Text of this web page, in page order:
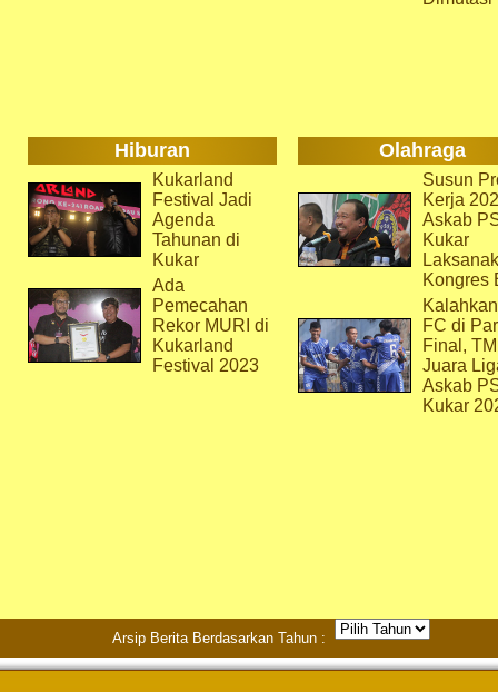
Hiburan Olahraga
Kukarland
Festival Jadi
Agenda
Tahunan di
Kukar
Ada
Pemecahan
Rekor MURI di
Kukarland
Festival 2023
Susun
Kerja
Askab
Kukar
Kongres
FC di
Final,
Juara
Askab
Kukar
Arsip Berita Berdasarkan Tahun :